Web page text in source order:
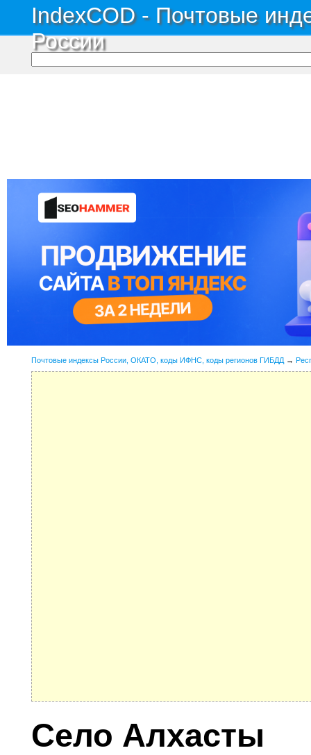
IndexCOD - Почтовые
России
Почтовые индексы России, ОКАТО, коды ИФНС, коды регионов ГИБДД →
Село Алхасты